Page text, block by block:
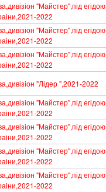
"Майстер",під егідою
2022
"Майстер",під егідою
2022
"Майстер",під егідою
2022
"Лідер ",2021-2022
"Майстер",під егідою
2022
"Майстер",під егідою
2022
"Майстер",під егідою
2022
"Майстер",під егідою
2022